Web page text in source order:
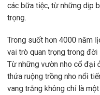
các bữa tiệc, từ những dịp
trọng.
Trong suốt hơn 4000 năm
vai trò quan trọng trong đời
Từ những vườn nho cổ đại
thửa ruộng trồng nho nổi
vang trắng không chỉ là